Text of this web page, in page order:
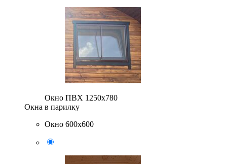
Окно ПВХ 1250х780
Окна в парилку
Окно 600х600